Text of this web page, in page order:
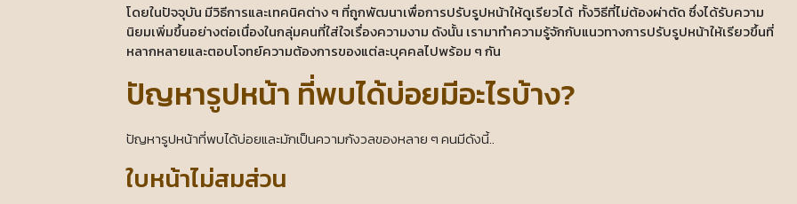
โดยในปัจจุบัน มีวิธีการและเทคนิคต่าง ๆ ที่ถูกพัฒนาเพื่อการปรับรูปหน้าให้ดูเรียวได้ ทั้งวิธีที่ไม่ต้องผ่าตัด ซึ่งได้รับความ
นิยมเพิ่มขึ้นอย่างต่อเนื่องในกลุ่มคนที่ใส่ใจเรื่องความงาม ดังนั้น เรามาทำความรู้จักกับแนวทางการปรับรูปหน้าให้เรียวขึ้นที่
หลากหลายและตอบโจทย์ความต้องการของแต่ละบุคคลไปพร้อม ๆ กัน
ปัญหารูปหน้า ที่พบได้บ่อยมีอะไรบ้าง?
ปัญหารูปหน้าที่พบได้บ่อยและมักเป็นความกังวลของหลาย ๆ คนมีดังนี้..
ใบหน้าไม่สมส่วน